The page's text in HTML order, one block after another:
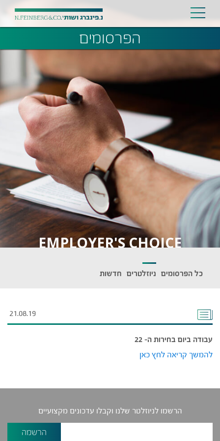
הפרסומים
EMPLOYER'S CHOICE
כל הפרסומים ניוזלטרים חדשות
21.08.19
עבודה ביום בחירות ה- 22
להמשך קריאה לחץ כאן
הרשמו לניוזלטר שלנו וקבלו עדכונים מקצועיים